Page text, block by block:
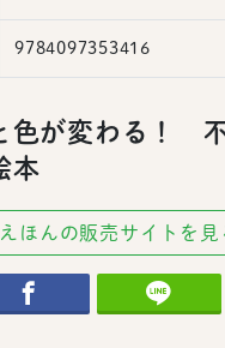
9784097353416
色が変わる！
本
ほんの販売サイトを見